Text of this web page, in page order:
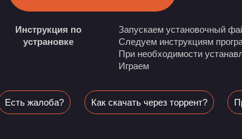
Инструкция по
устрановке
Запускаем установочный
Следуем инструкциям
При необходимости
Играем
Есть жалоба? Как скачать через торрент?